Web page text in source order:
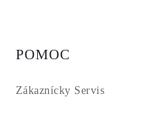
POMOC
Zákaznícky Servis